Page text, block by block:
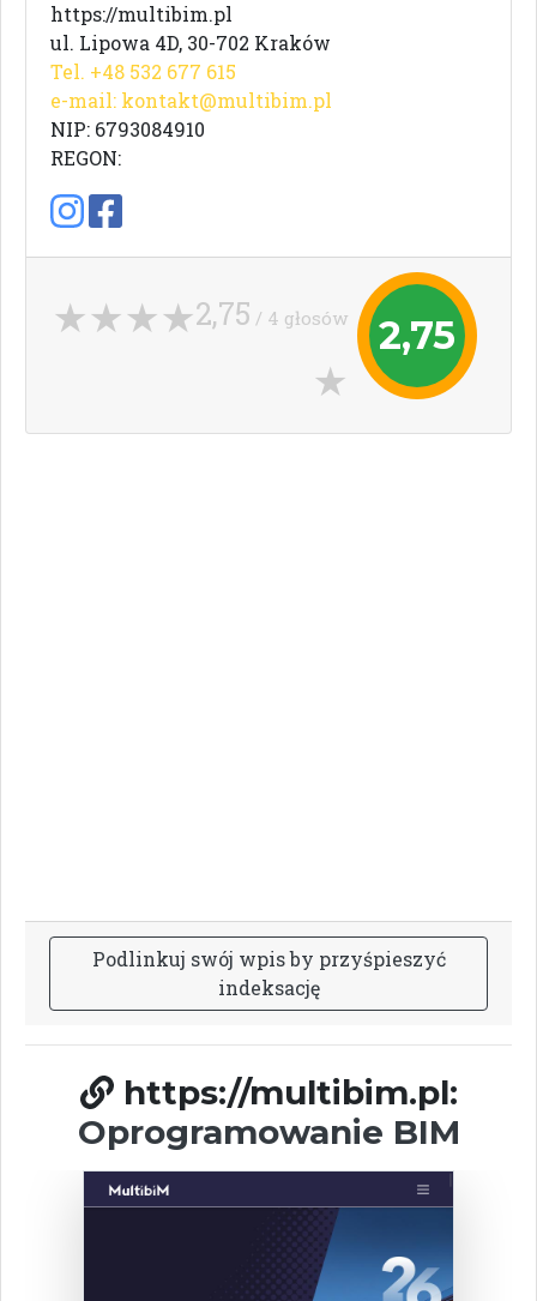
https://multibim.pl
ul. Lipowa 4D, 30-702 Kraków
Tel. +48 532 677 615
e-mail: kontakt@multibim.pl
NIP: 6793084910
REGON:
2,75
2,75 / 4 głosów
Podlinkuj swój wpisby przyśpieszyć
indeksację
https://multibim.pl:
Oprogramowanie BIM